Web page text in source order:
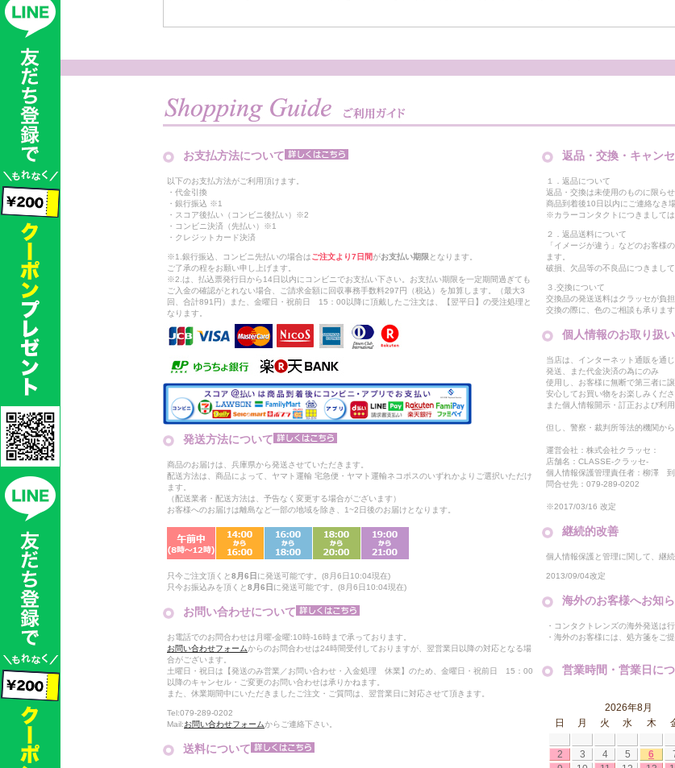
お支払方法について
以下のお支払方法がご利用頂けます。
・代金引換
・銀行振込 ※1
・スコア後払い（コンビニ後払い）※2
・コンビニ決済（先払い）※1
・クレジットカード決済
※1.銀行振込、コンビニ先払いの場合はご注文より7日間がお支払い期限 となります。
ご了承の程をお願い申し上げます。
※2.は、払込票発行日から14日以内にコンビニでお支払い下さい。お支払い期限を一定期間過ぎても
ご入金の確認がとれない場合、ご請求金額に回収事務手数料297円（税込）を加算します。（最大3
回、合計891円）また、金曜日・祝前日 15：00以降に頂戴したご注文は、【翌平日】の受注処理と
なります。
発送方法について
商品のお届けは、兵庫県から発送させていただきます。
配送方法は、商品によって、ヤマト運輸 宅急便・ヤマト運輸ネコポスのいずれかよりご選択いただけ
ます。
（配送業者・配送方法は、予告なく変更する場合がございます）
お客様へのお届けは離島など一部の地域を除き、1~2日後のお届けとなります。
只今ご注文頂くと8月6日 に発送可能です。(8月6日10:04現在)
只今お振込みを頂くと8月6日 に発送可能です。(8月6日10:04現在)
お問い合わせについて
お電話でのお問合わせは月曜-金曜:10時-16時まで承っております。
お問い合わせフォームからのお問合わせは24時間受付しておりますが、翌営業日以降の対応となる場
合がございます。
土曜日・祝日は【発送のみ営業／お問い合わせ・入金処理 休業】のため、金曜日・祝前日 15：00
以降のキャンセル・ご変更のお問い合わせは承りかねます。
また、休業期間中にいただきましたご注文・ご質問は、翌営業日に対応させて頂きます。
Tel:079-289-0202
Mail:お問い合わせフォームからご連絡下さい。
送料について
返品・交換・キャン
１．返品について
返品・交換は未使用のものに限らせ
商品到着後10日以内にご連絡なき
※カラーコンタクトにつきまして
２．返品送料について
「イメージが違う」などのお客様
ます。
破損、欠品等の不良品につきまし
３.交換について
交換品の発送送料はクラッセが負
交換の際に、色のご相談も承ります
個人情報のお取り扱
当店は、インターネット通販を通
発送、また代金決済の為にのみ
使用し、お客様に無断で第三者に
安心してお買い物をお楽しみくださ
また個人情報開示・訂正および利
但し、警察・裁判所等法的機関か
運営会社：株式会社クラッセ：
店舗名：CLASSE-クラッセ-
個人情報保護管理責任者：柳澤
問合せ先：079-289-0202
※2017/03/16 改定
継続的改善
個人情報保護と管理に関して、継
2013/09/04改定
海外のお客様へお知
・コンタクトレンズの海外発送は
・海外のお客様には、処方箋をご
営業時間・営業日に
2026年8月
日
月 火 水 木
2
3 4 5 6